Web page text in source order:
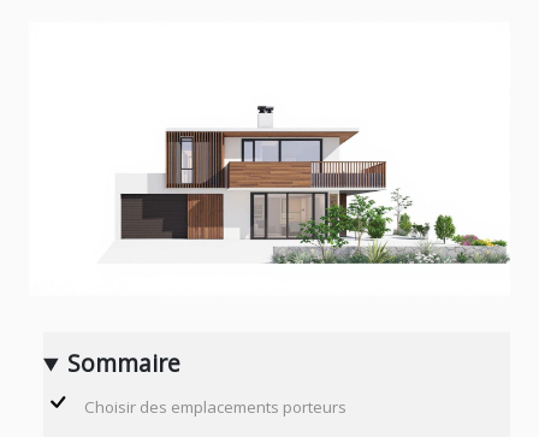
Sommaire
Choisir des emplacements porteurs